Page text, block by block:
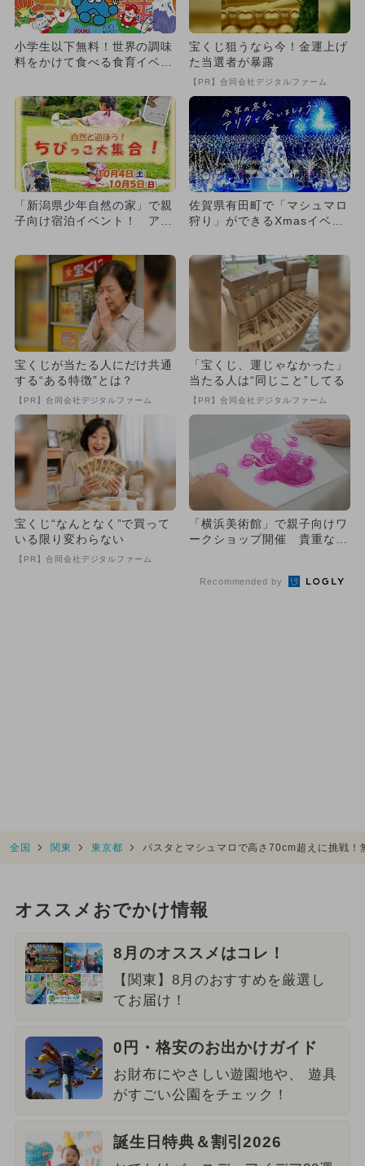
小学生以下無料！世界の調味
料をかけて食べる食育イベン
宝くじ狙うなら今！金運上げ
た当選者が暴露
【PR】合同会社デジタルファーム
「新潟県少年自然の家」で親
子向け宿泊イベント！ アイ
も
佐賀県有田町で「マシュマロ
狩り」ができるXmasイベン
ッ...
宝くじが当たる人にだけ共通
する“ある特徴”とは？
【PR】合同会社デジタルファーム
「宝くじ、運じゃなかった」
当たる人は“同じこと”してる
【PR】合同会社デジタルファーム
宝くじ“なんとなく”で買って
いる限り変わらない
【PR】合同会社デジタルファーム
「横浜美術館」で親子向けワ
ークショップ開催 貴重な体
Recommended by
全国 関東 東京都 パスタとマシュマロで高さ70cm超えに挑戦
オススメおでかけ情報
8月のオススメはコレ！
【関東】8月のおすすめを厳選し
てお届け！
0円・格安のお出かけガイド
お財布にやさしい遊園地や、 遊具
がすごい公園をチェック！
誕生日特典＆割引2026